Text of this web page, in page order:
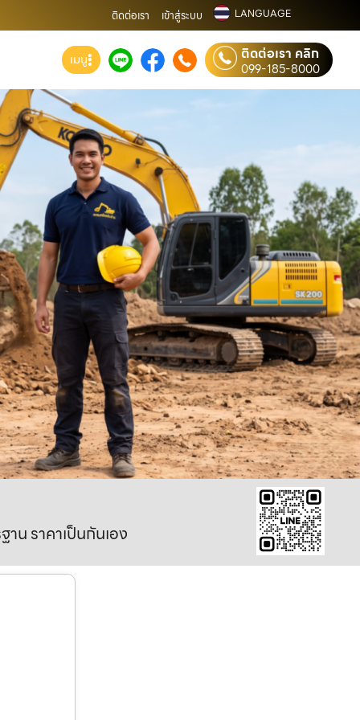
ติดต่อเรา เข้าสู่ระบบ LANGUAGE
เมนู ติดต่อเรา คลิก
099-185-8000
น ราคาเป็นกันเอง